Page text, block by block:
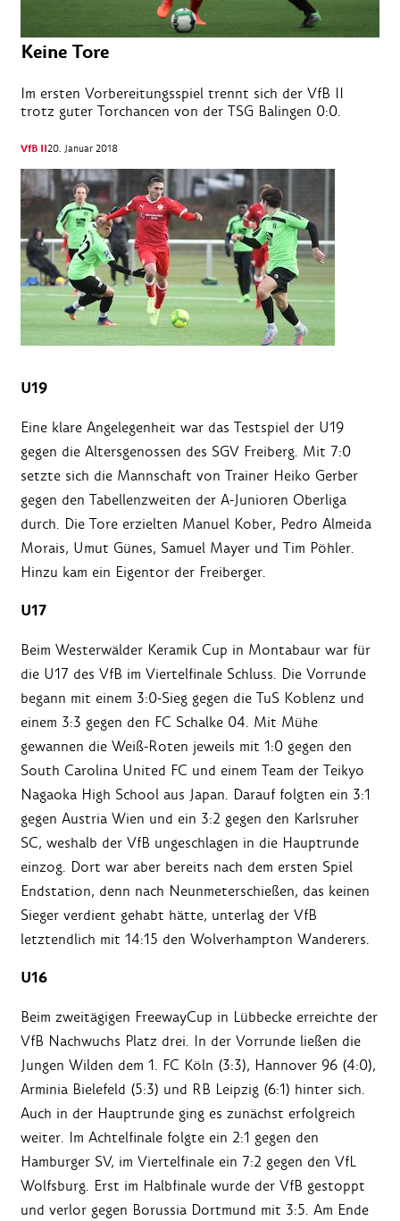
Keine Tore
Im ersten Vorbereitungsspiel trennt sich der VfB II
trotz guter Torchancen von der TSG Balingen 0:0.
VfB II20. Januar 2018
U19
Eine klare Angelegenheit war das Testspiel der U19
gegen die Altersgenossen des SGV Freiberg. Mit 7:0
setzte sich die Mannschaft von Trainer Heiko Gerber
gegen den Tabellenzweiten der A-Junioren Oberliga
durch. Die Tore erzielten Manuel Kober, Pedro Almeida
Morais, Umut Günes, Samuel Mayer und Tim Pöhler.
Hinzu kam ein Eigentor der Freiberger.
U17
Beim Westerwälder Keramik Cup in Montabaur war für
die U17 des VfB im Viertelfinale Schluss. Die Vorrunde
begann mit einem 3:0-Sieg gegen die TuS Koblenz und
einem 3:3 gegen den FC Schalke 04. Mit Mühe
gewannen die Weiß-Roten jeweils mit 1:0 gegen den
South Carolina United FC und einem Team der Teikyo
Nagaoka High School aus Japan. Darauf folgten ein 3:1
gegen Austria Wien und ein 3:2 gegen den Karlsruher
SC, weshalb der VfB ungeschlagen in die Hauptrunde
einzog. Dort war aber bereits nach dem ersten Spiel
Endstation, denn nach Neunmeterschießen, das keinen
Sieger verdient gehabt hätte, unterlag der VfB
letztendlich mit 14:15 den Wolverhampton Wanderers.
U16
Beim zweitägigen FreewayCup in Lübbecke erreichte der
VfB Nachwuchs Platz drei. In der Vorrunde ließen die
Jungen Wilden dem 1. FC Köln (3:3), Hannover 96 (4:0),
Arminia Bielefeld (5:3) und RB Leipzig (6:1) hinter sich.
Auch in der Hauptrunde ging es zunächst erfolgreich
weiter. Im Achtelfinale folgte ein 2:1 gegen den
Hamburger SV, im Viertelfinale ein 7:2 gegen den VfL
Wolfsburg. Erst im Halbfinale wurde der VfB gestoppt
und verlor gegen Borussia Dortmund mit 3:5. Am Ende